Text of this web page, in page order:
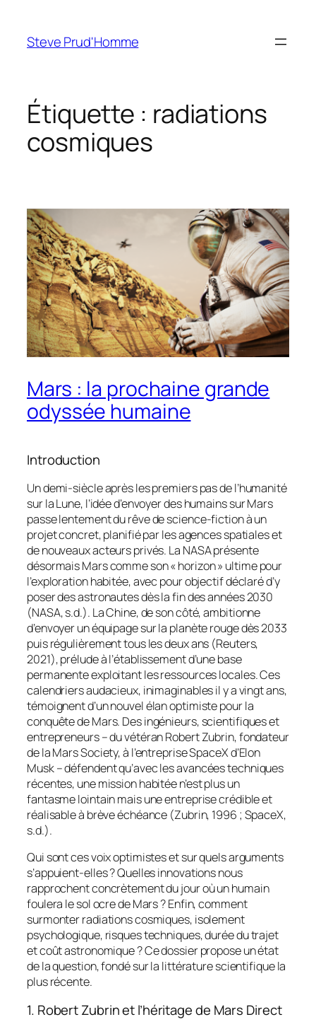
contenu
Steve Prud'Homme
Étiquette : radiations
cosmiques
Mars : la prochaine grande
odyssée humaine
Introduction
Un demi-siècle après les premiers pas de l’humanité
sur la Lune, l’idée d’envoyer des humains sur Mars
passe lentement du rêve de science-fiction à un
projet concret, planifié par les agences spatiales et
de nouveaux acteurs privés. La NASA présente
désormais Mars comme son « horizon » ultime pour
l’exploration habitée, avec pour objectif déclaré d’y
poser des astronautes dès la fin des années 2030
(NASA, s.d.). La Chine, de son côté, ambitionne
d’envoyer un équipage sur la planète rouge dès 2033
puis régulièrement tous les deux ans (Reuters,
2021), prélude à l’établissement d’une base
permanente exploitant les ressources locales. Ces
calendriers audacieux, inimaginables il y a vingt ans,
témoignent d’un nouvel élan optimiste pour la
conquête de Mars. Des ingénieurs, scientifiques et
entrepreneurs – du vétéran Robert Zubrin, fondateur
de la Mars Society, à l’entreprise SpaceX d’Elon
Musk – défendent qu’avec les avancées techniques
récentes, une mission habitée n’est plus un
fantasme lointain mais une entreprise crédible et
réalisable à brève échéance (Zubrin, 1996 ; SpaceX,
s.d.).
Qui sont ces voix optimistes et sur quels arguments
s’appuient-elles ? Quelles innovations nous
rapprochent concrètement du jour où un humain
foulera le sol ocre de Mars ? Enfin, comment
surmonter radiations cosmiques, isolement
psychologique, risques techniques, durée du trajet
et coût astronomique ? Ce dossier propose un état
de la question, fondé sur la littérature scientifique la
plus récente.
1. Robert Zubrin et l’héritage de Mars Direct